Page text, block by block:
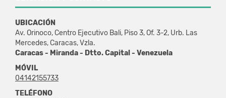
UBICACIÓN
Av. Orinoco, Centro Ejecutivo Bali, Piso 3, Of. 3-2, Urb. Las
Mercedes, Caracas, Vzla.
Caracas - Miranda - Dtto. Capital - Venezuela
MÓVIL
04142155733
TELÉFONO